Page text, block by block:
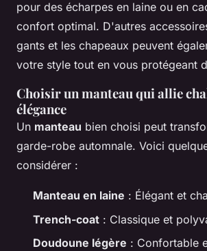
pour des écharpes en laine ou en
confort optimal. D'autres
gants et les chapeaux peuvent
votre style tout en vous protégeant
Choisir un manteau qui allie
élégance
Un manteau bien choisi peut
garde-robe automnale. Voici
considérer :
Manteau en laine : Élégant et
Trench-coat : Classique et
Doudoune légère : Confortable